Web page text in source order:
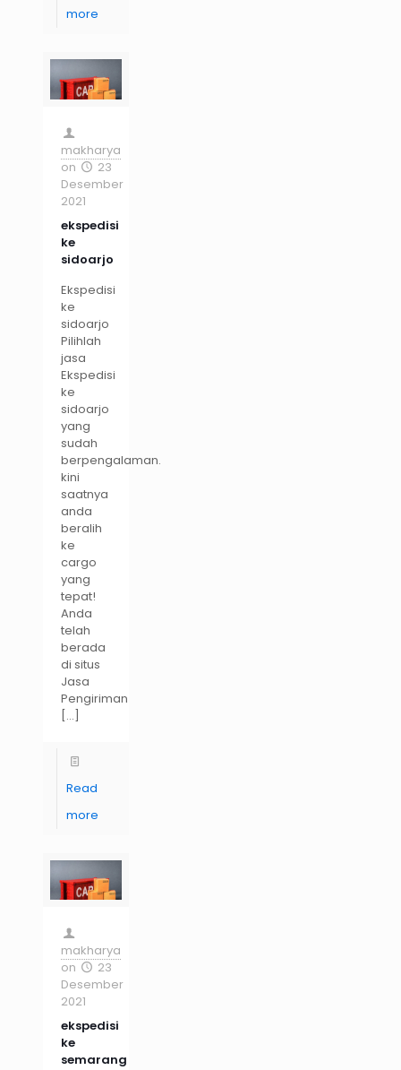
more
makharya
on
23
Desember
2021
ekspedisi
ke
sidoarjo
Ekspedisi
ke
sidoarjo
Pilihlah
jasa
Ekspedisi
ke
sidoarjo
yang
sudah
berpengalaman.
kini
saatnya
anda
beralih
ke
cargo
yang
tepat!
Anda
telah
berada
di situs
Jasa
Pengiriman
[…]
Read
more
makharya
on
23
Desember
2021
ekspedisi
ke
semarang